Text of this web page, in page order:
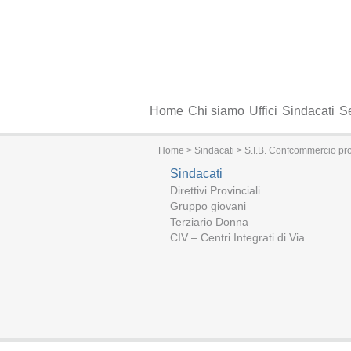
Home Chi siamo Uffici Sindacati
Home > Sindacati > S.I.B. Confcommercio
Sindacati
Direttivi Provinciali
Gruppo giovani
Terziario Donna
CIV – Centri Integrati di Via